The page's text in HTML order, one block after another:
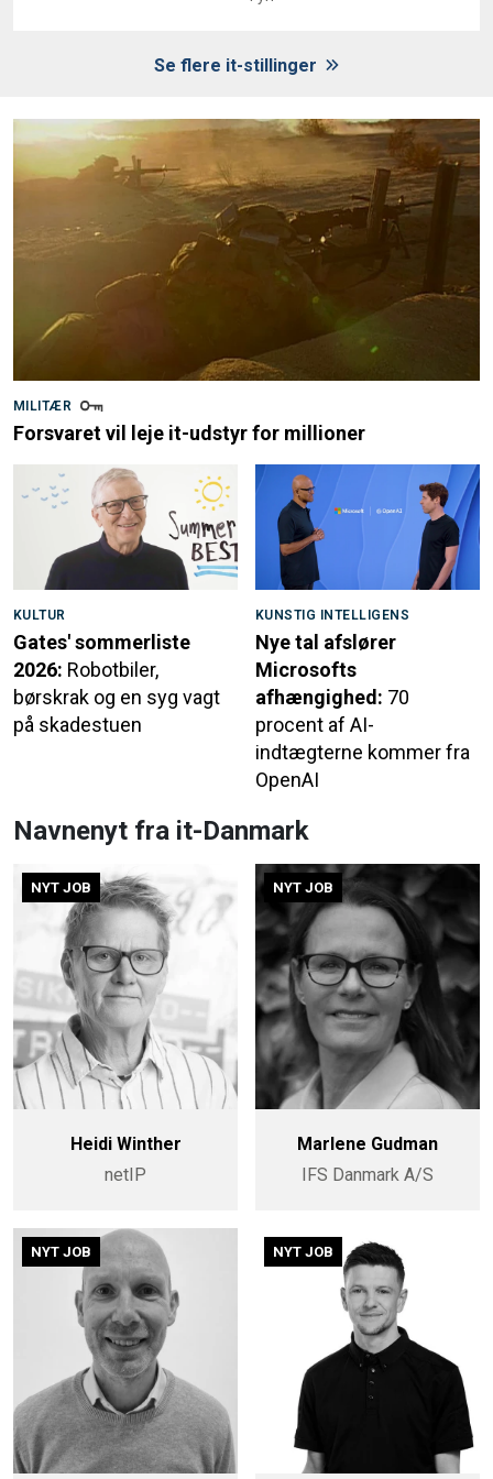
Se flere it-stillinger
MILITÆR
Forsvaret vil leje it-udstyr for millioner
KULTUR
Gates' sommerliste
2026: Robotbiler,
børskrak og en syg vagt
på skadestuen
KUNSTIG INTELLIGENS
Nye tal afslører
Microsofts
afhængighed: 70
procent af AI-
indtægterne kommer fra
OpenAI
Navnenyt fra it-Danmark
NYT JOB
Heidi Winther
netIP
NYT JOB
Marlene Gudman
IFS Danmark A/S
NYT JOB NYT JOB